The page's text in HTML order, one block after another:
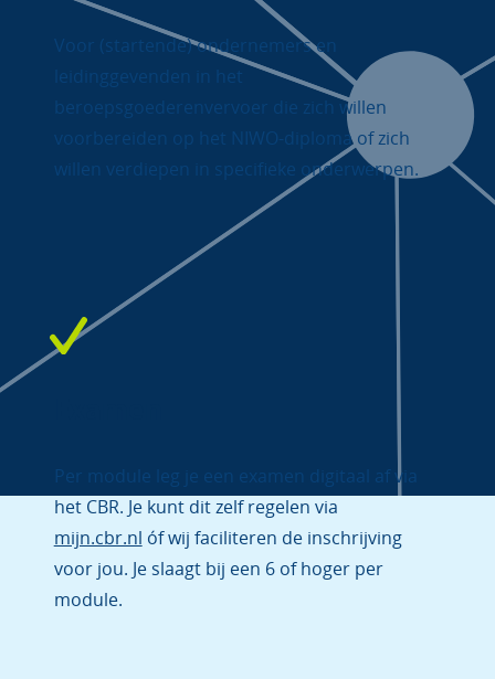
Voor (startende) ondernemers en
leidinggevenden in het
beroepsgoederenvervoer die zich willen
voorbereiden op het NIWO-diploma of zich
willen verdiepen in specifieke onderwerpen.
Per module leg je een examen digitaal af via
het CBR. Je kunt dit zelf regelen via
mijn.cbr.nl óf wij faciliteren de inschrijving
voor jou. Je slaagt bij een 6 of hoger per
module.